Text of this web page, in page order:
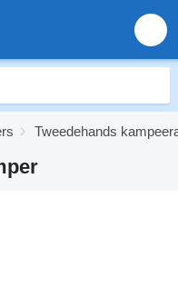
Tweedehands